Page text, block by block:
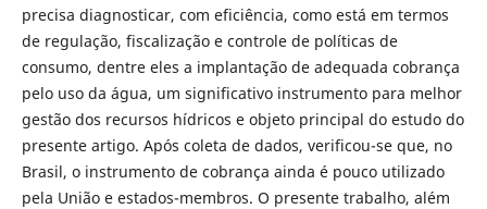
precisa diagnosticar, com eficiência, como está em termos
de regulação, fiscalização e controle de políticas de
consumo, dentre eles a implantação de adequada cobrança
pelo uso da água, um significativo instrumento para melhor
gestão dos recursos hídricos e objeto principal do estudo do
presente artigo. Após coleta de dados, verificou-se que, no
Brasil, o instrumento de cobrança ainda é pouco utilizado
pela União e estados-membros. O presente trabalho, além